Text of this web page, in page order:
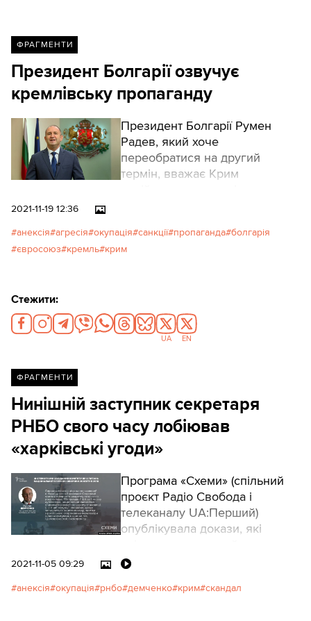
ФРАГМЕНТИ
Президент Болгарії озвучує
кремлівську пропаганду
Президент Болгарії Румен
Радев, який хоче
переобратися на другий
термін, вважає Крим
2021-11-19 12:36
анексія агресія окупація санкції пропаганда болгарія
євросоюз кремль крим
Стежити:
UA EN
ФРАГМЕНТИ
Нинішній заступник секретаря
РНБО свого часу лобіював
«харківські угоди»
Програма «Схеми» (спільний
проєкт Радіо Свобода і
телеканалу UA:Перший)
опублікувала докази, які
секретаря РНБО Руслан
лобіював «харківські угоди»,
2021-11-05 09:29
анексія окупація рнбо демченко крим скандал